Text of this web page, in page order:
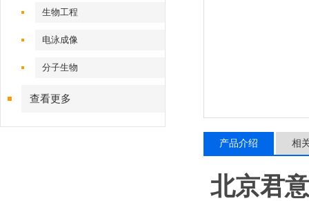
生物工程
电泳成像
分子生物
查看更多
产品介绍 相
北京君